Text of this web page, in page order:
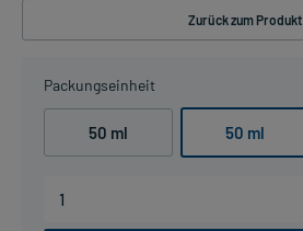
Zurück zum Produkt
Packungseinheit
50 ml 50 ml